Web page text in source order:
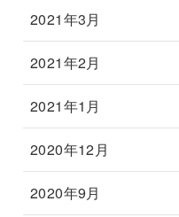
2021年3月
2021年2月
2021年1月
2020年12月
2020年9月